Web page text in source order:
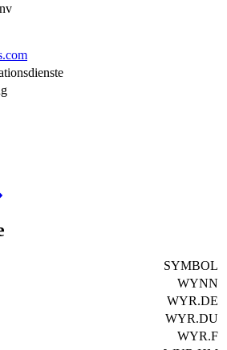
SYMBOL
WYNN
WYR.DE
WYR.DU
WYR.F